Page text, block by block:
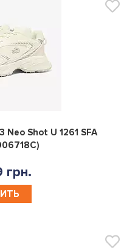
0
Neo Shot U 1261 SFA
грн.